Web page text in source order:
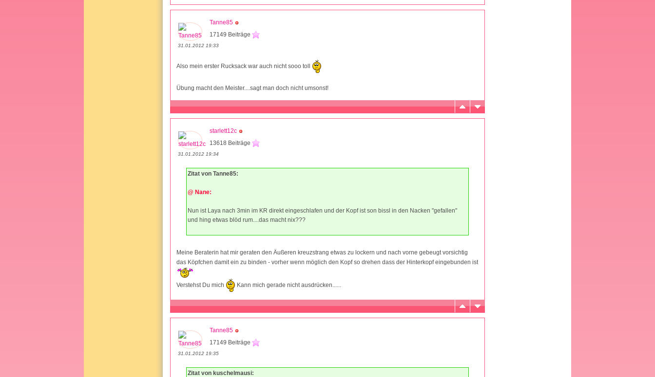
Tanne85
17149 Beiträge
31.01.2012 19:33
Also mein erster Rucksack war auch nicht sooo toll
Übung macht den Meister....sagt man doch nicht umsonst!
starlett12c
13618 Beiträge
31.01.2012 19:34
Zitat von Tanne85:
@ Nane:
Nun ist Laya nach 3min im KR direkt eingeschlafen und der Kopf ist son bissl in den Nacken "gefallen"
und hing etwas blöd rum....das macht nix???
Meine Beraterin hat mir geraten den Äußeren kreuzstrang etwas zu lockern und nach vorne gebeugt vorsichtig
das Köpfchen damit ein zu binden - vorher wenn möglich den Kopf so drehen dass der Hinterkopf eingebunden ist
Verstehst Du mich Kann mich gerade nicht ausdrücken......
Tanne85
17149 Beiträge
31.01.2012 19:35
Zitat von kuschelmausi: